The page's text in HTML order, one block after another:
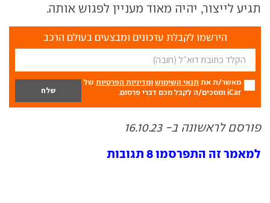
תגיע לייצור, יהיה מאוד מעניין לפגוש אותה.
הירשמו לקבלת עדכונים ומבצעים בעולם הרכב
מאשר/ת את תנאי השימוש ומדיניות הפרטיות של
iCar ומסכים/ה לקבל מכם דברי פרסום.
פורסם לראשונה ב- 16.10.23
למאמר זה התפרסמו 8 תגובות